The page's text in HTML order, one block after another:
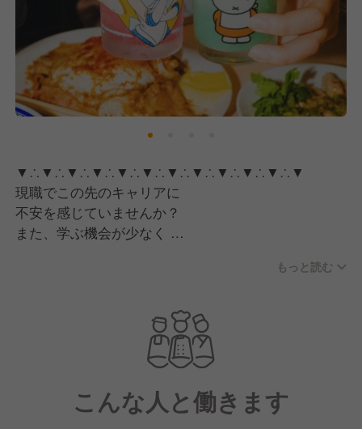
▼∴▼∴▼∴▼∴▼∴▼∴▼∴▼∴▼∴▼∴▼∴▼
現職でこの先のキャリアに
不安を感じていませんか？
また、学ぶ機会が少なく
▼∴▼∴▼∴▼∴▼∴▼∴▼∴▼∴▼∴▼∴▼∴▼
【アピールポイント】
◎創業36年目を迎える安定企業！
◎実績のあるブランドの事業拡大に携われる！
◎本部としてのキャリアも歩める
もっと読む
こんな人と働きます